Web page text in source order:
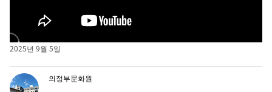
의정부기억저장소 제 2회 사생대회
2025년 9월 5일
의정부문화원